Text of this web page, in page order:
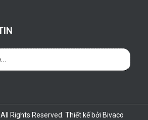
Rights Reserved. Thiết kế bởi Bivaco